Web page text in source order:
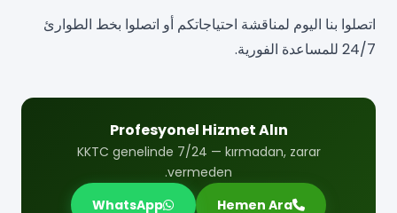
اتصلوا بنا اليوم لمناقشة احتياجاتكم أو اتصلوا بخط الطوارئ
24/7 للمساعدة الفورية.
Profesyonel Hizmet Alın
KKTC genelinde 7/24 — kırmadan, zarar
vermeden.
Hemen Ara
WhatsApp